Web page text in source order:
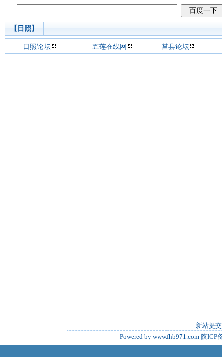
【日照】
日照论坛 五莲在线网 莒县论坛
新站提交
Powered by www.fhb971.com 陕ICP